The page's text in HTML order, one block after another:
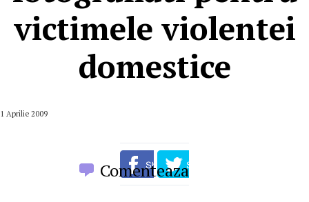
victimele violentei
domestice
1 Aprilie 2009
Comenteaza